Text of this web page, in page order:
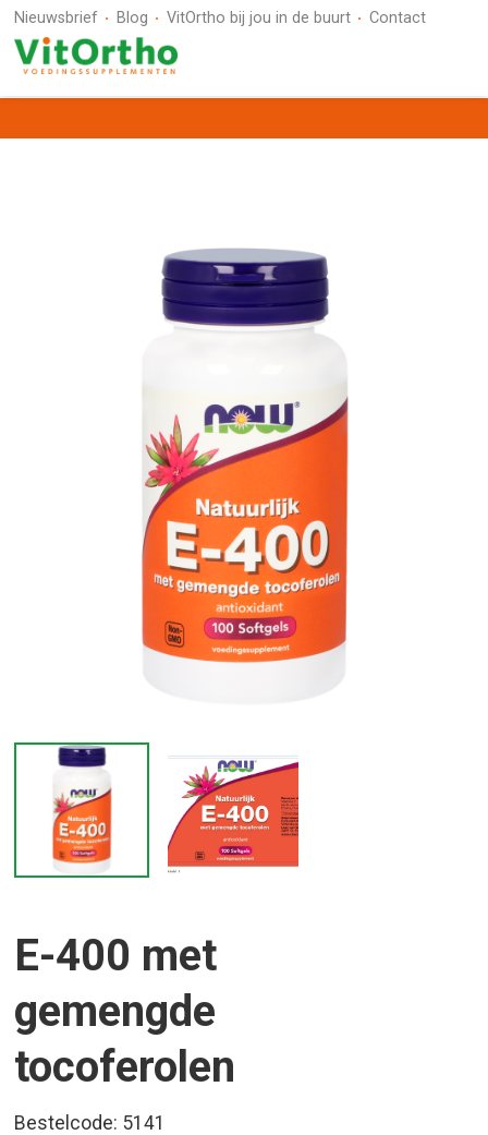
Nieuwsbrief Blog VitOrtho bij jou in de buurt Contact
E-400 met
gemengde
tocoferolen
Bestelcode: 5141